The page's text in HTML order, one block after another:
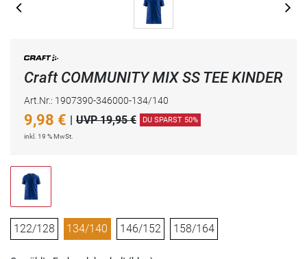
Craft COMMUNITY MIX SS TEE KINDER
Art.Nr.: 1907390-346000-134/140
9,98 € | UVP 19,95 € DU SPARST 50%
inkl. 19 % MwSt.
122/128 134/140 146/152 158/164